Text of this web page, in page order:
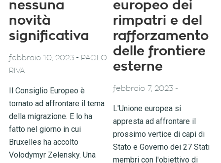
nessuna
novità
significativa
febbraio 10, 2023- PAOLO
RIVA
Il Consiglio Europeo è
tornato ad affrontare il tema
della migrazione. E lo ha
fatto nel giorno in cui
Bruxelles ha accolto
Volodymyr Zelensky. Una
europeo dei
rimpatri e del
rafforzamento
delle frontiere
esterne
febbraio 7, 2023 -
L'Unione europea si
appresta ad affrontare il
prossimo vertice di capi di
Stato e Governo dei 27 Stati
membri con l'obiettivo di